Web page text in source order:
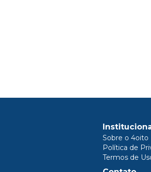
Sobre o 4oito
Política de
Termos de